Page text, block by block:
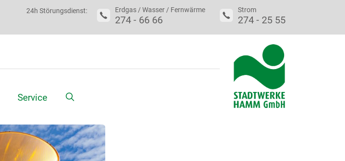
24h Störungsdienst: Erdgas / Wasser / Fernwärme
274 - 66 66
Strom
274 - 25 55
Service Suche